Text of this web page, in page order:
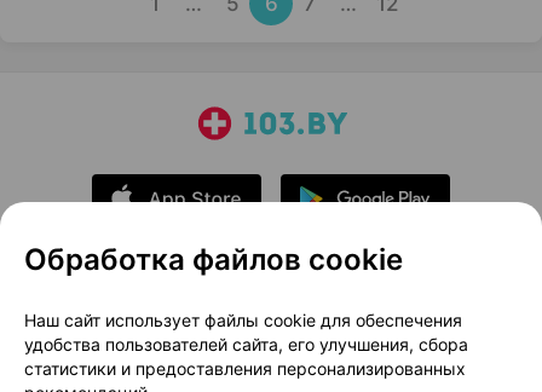
О проекте
Новости проекта
Размещение рекламы
Медицинский маркетинг
Публичный договор
Доставка
Обработка файлов cookie
Наш сайт использует файлы cookie для обеспечения
удобства пользователей сайта, его улучшения, сбора
статистики и предоставления персонализированных